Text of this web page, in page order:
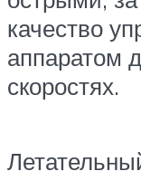
качество
аппаратом
скоростях.